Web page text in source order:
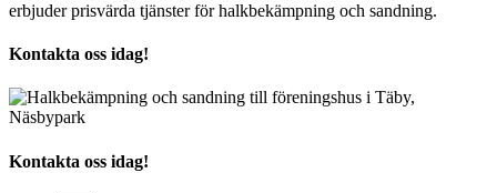
erbjuder prisvärda tjänster för halkbekämpning och sandning.
Kontakta oss idag!
Kontakta oss idag!